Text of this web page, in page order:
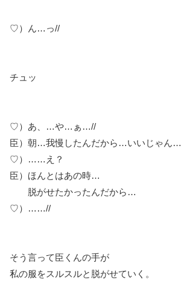
♡）ん…っ//
チュッ
♡）あ、…や…ぁ…//
臣）朝…我慢したんだから…いいじゃん…
♡）……え？
臣）ほんとはあの時…
脱がせたかったんだから…
♡）……//
そう言って臣くんの手が
私の服をスルスルと脱がせていく。